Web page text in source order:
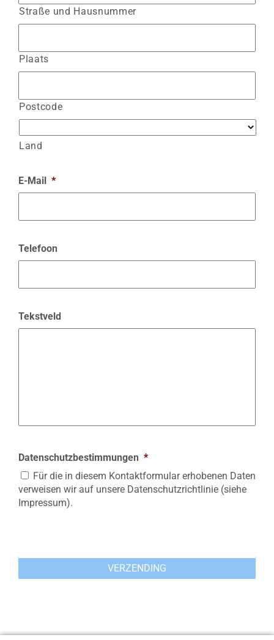
Straße und Hausnummer
Plaats
Postcode
Land
E-Mail *
Telefoon
Tekstveld
Datenschutzbestimmungen *
Für die in diesem Kontaktformular erhobenen Daten
verweisen wir auf unsere Datenschutzrichtlinie (siehe
Impressum).